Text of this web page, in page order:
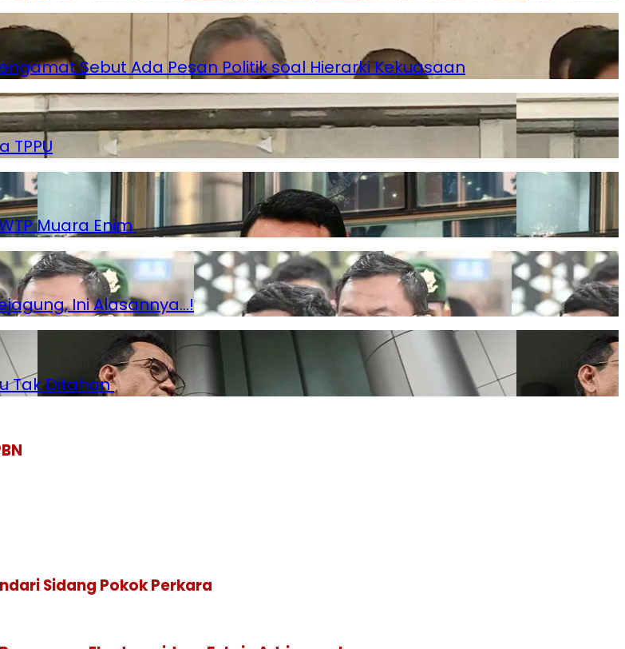
Sebut Ada Pesan Politik soal Hierarki Kekuasaan
TPPU
Muara Enim
Ini Alasannya…!
Tak Ditahan
Sidang Pokok Perkara